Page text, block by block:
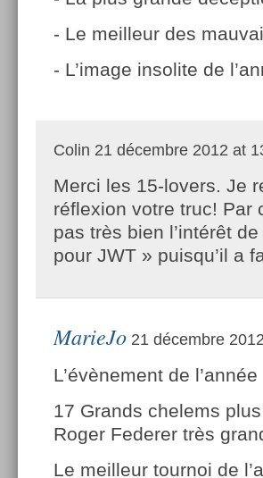
- Le meilleur des
- L’image insolite de
Colin 21 décembre 2012 at
Merci les 15-lovers. Je
réflexion votre truc! Par
pas très bien l’intérêt
pour JWT » puisqu’il a
MarieJo 21 décembre
L’évène­ment de l’année
17 Grands chelems
Roger Feder­er très
Le meil­leur tour­noi de